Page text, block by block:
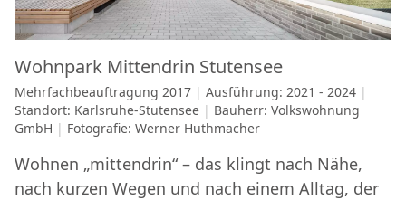
Wohnpark Mittendrin Stutensee
Mehrfachbeauftragung 2017
Ausführung: 2021 - 2024
Standort: Karlsruhe-Stutensee
Bauherr: Volkswohnung
GmbH
Fotografie: Werner Huthmacher
Wohnen „mittendrin“ – das klingt nach Nähe,
nach kurzen Wegen und nach einem Alltag, der